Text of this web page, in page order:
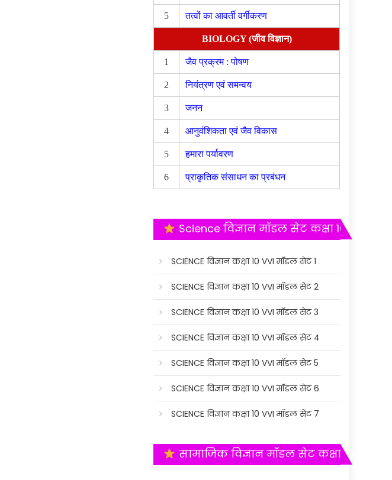
5 तत्वों का आवर्ती वर्गीकरण
BIOLOGY (जीव विज्ञान)
1 जैव प्रक्रम : पोषण
2 नियंत्रण एवं समन्वय
3 जनन
4 आनुवंशिकता एवं जैव विकास
5 हमारा पर्यावरण
6 प्राकृतिक संसाधन का प्रबंधन
Science विज्ञान मॉडल सेट कक्षा 10
SCIENCE विज्ञान कक्षा 10 VVI मॉडल सेट 1
SCIENCE विज्ञान कक्षा 10 VVI मॉडल सेट 2
SCIENCE विज्ञान कक्षा 10 VVI मॉडल सेट 3
SCIENCE विज्ञान कक्षा 10 VVI मॉडल सेट 4
SCIENCE विज्ञान कक्षा 10 VVI मॉडल सेट 5
SCIENCE विज्ञान कक्षा 10 VVI मॉडल सेट 6
SCIENCE विज्ञान कक्षा 10 VVI मॉडल सेट 7
सामाजिक विज्ञान मॉडल सेट कक्षा 10